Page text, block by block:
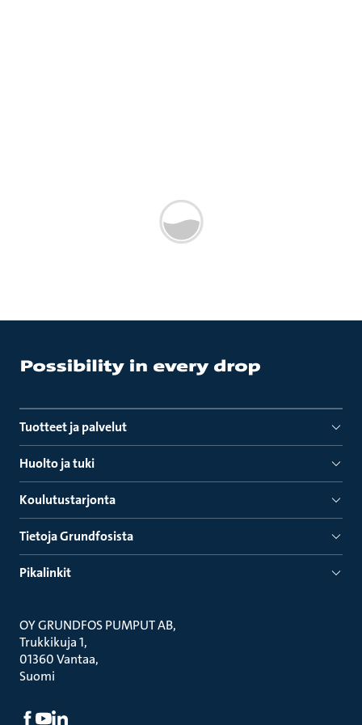
Tuotteet ja palvelut
Huolto ja tuki
Koulutustarjonta
Tietoja Grundfosista
Pikalinkit
OY GRUNDFOS PUMPUT AB
Trukkikuja 1
01360 Vantaa
Suomi